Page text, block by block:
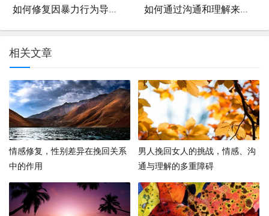
如何修复因暴力行为导致的人际关系破裂 如何通过沟通和理解来挽回关系
相关文章
情感修复，性别差异在挽回关系
中的作用
男人挽回女人的挑战，情感、沟
通与理解的多重障碍